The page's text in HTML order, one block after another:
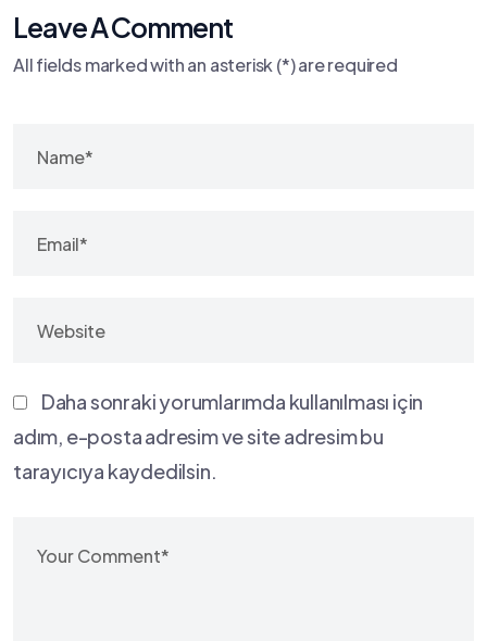
Leave A Comment
All fields marked with an asterisk (*) are required
Daha sonraki yorumlarımda kullanılması için
adım, e-posta adresim ve site adresim bu
tarayıcıya kaydedilsin.